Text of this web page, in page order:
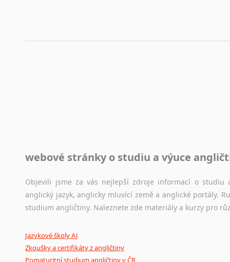
Jazykový korpus je elektronický soubor autentických
původního zdroje textu.
Ostatní pomůcky pro překladatele
poradny a pravidla
webové stránky o studiu a výuce
Objevili jsme za vás nejlepší zdroje informací o studiu
anglický jazyk, anglicky mluvící země a anglické portály.
studium angličtiny. Naleznete zde materiály a kurzy pro
Jazykové školy AJ
Zkoušky a certifikáty z angličtiny
Pomaturitní studium angličtiny v ČR